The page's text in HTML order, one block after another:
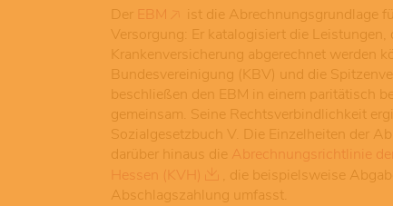
Der EBM
ist die Abrechnungsgrundlage
Versorgung: Er katalogisiert die Leistungen,
Krankenversicherung abgerechnet werden
Bundesvereinigung (KBV) und die
beschließen den EBM in einem paritätisch
gemeinsam. Seine Rechtsverbindlichkeit
Sozialgesetzbuch V. Die Einzelheiten der
darüber hinaus die Abrechnungsrichtlinie
Hessen (KVH)
, die beispielsweise
Abschlagszahlung umfasst.